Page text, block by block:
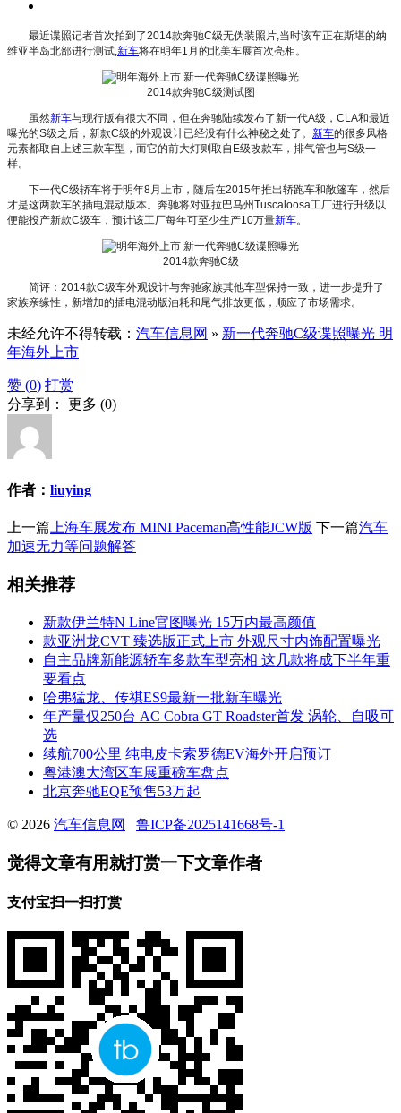
最近谍照记者首次拍到了2014款奔驰C级无伪装照片,当时该车正在斯堪的纳
维亚半岛北部进行测试,新车将在明年1月的北美车展首次亮相。
2014款奔驰C级测试图
虽然新车与现行版有很大不同，但在奔驰陆续发布了新一代A级，CLA和最近
曝光的S级之后，新款C级的外观设计已经没有什么神秘之处了。 新车的很多风格
元素都取自上述三款车型，而它的前大灯则取自E级改款车，排气管也与S级一
样。
下一代C级轿车将于明年8月上市，随后在2015年推出轿跑车和敞篷车，然后
才是这两款车的插电混动版本。奔驰将对亚拉巴马州Tuscaloosa工厂进行升级以
便能投产新款C级车，预计该工厂每年可至少生产10万量新车。
2014款奔驰C级
简评：2014款C级车外观设计与奔驰家族其他车型保持一致，进一步提升了
家族亲缘性，新增加的插电混动版油耗和尾气排放更低，顺应了市场需求。
未经允许不得转载： 汽车信息网 » 新一代奔驰C级谍照曝光 明
年海外上市
赞 (0) 打赏
分享到： 更多 (0)
作者： liuying
上一篇 上海车展发布 MINI Paceman高性能JCW版 下一篇汽车
加速无力等问题解答
相关推荐
新款伊兰特N Line官图曝光 15万内最高颜值
款亚洲龙CVT 臻选版正式上市 外观尺寸内饰配置曝光
自主品牌新能源轿车多款车型亮相 这几款将成下半年重
要看点
哈弗猛龙、传祺ES9最新一批新车曝光
年产量仅250台 AC Cobra GT Roadster首发 涡轮、自吸可
选
续航700公里 纯电皮卡索罗德EV海外开启预订
粤港澳大湾区车展重磅车盘点
北京奔驰EQE预售53万起
© 2026 汽车信息网 鲁ICP备2025141668号-1
觉得文章有用就打赏一下文章作者
支付宝扫一扫打赏